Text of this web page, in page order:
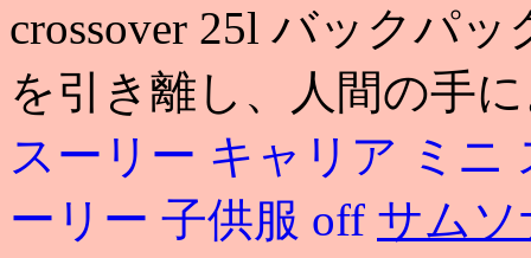
crossover 25l バックパ
を引き離し、人間の手
スーリー キャリア ミニ
ーリー 子供服 off サム